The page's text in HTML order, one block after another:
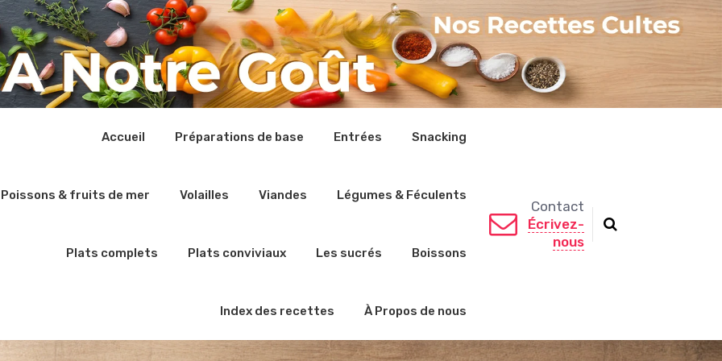
Accueil Préparations de base Entrées Snacking
Poissons & fruits de mer Volailles Viandes Légumes & Féculents
Plats complets Plats conviviaux Les sucrés Boissons
Index des recettes À Propos de nous
Contact
Écrivez-
nous